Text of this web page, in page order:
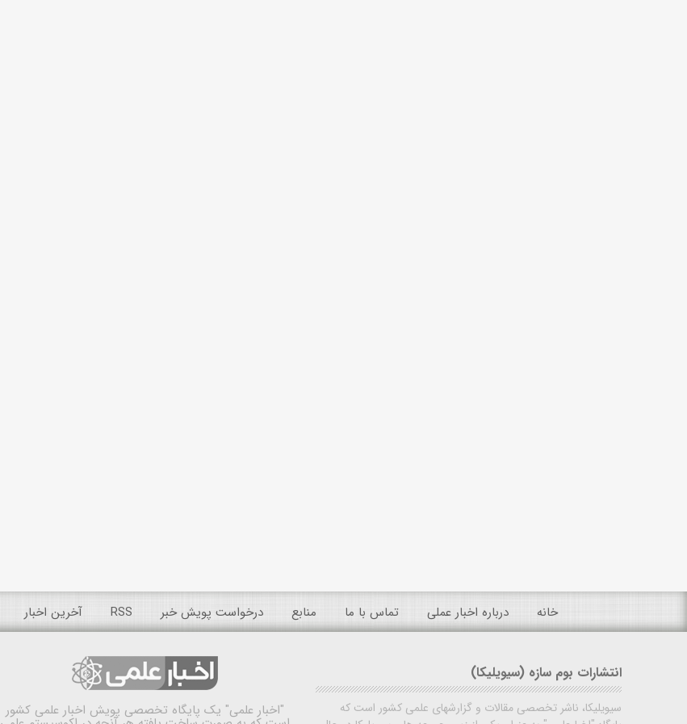
خانه درباره اخبار عملی تماس با ما منابع درخواست پویش خبر RSS آخرین اخبار
انتشارات بوم سازه (سیویلیکا)
سیویلیکا، ناشر تخصصی مقالات و گزارشهای علمی کشور است که
"اخبار علمی" یک پایگاه تخصصی پویش اخبار علمی کشور